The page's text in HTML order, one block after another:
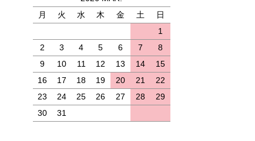
月
火 水 木 金 土
日
1
2
3 4 5 6 7
8
9
10 11 12 13 14
15
16
17 18 19 20 21
22
23
24 25 26 27 28
29
30
31